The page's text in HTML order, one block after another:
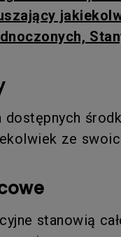
dostępnych
ze
stanowią